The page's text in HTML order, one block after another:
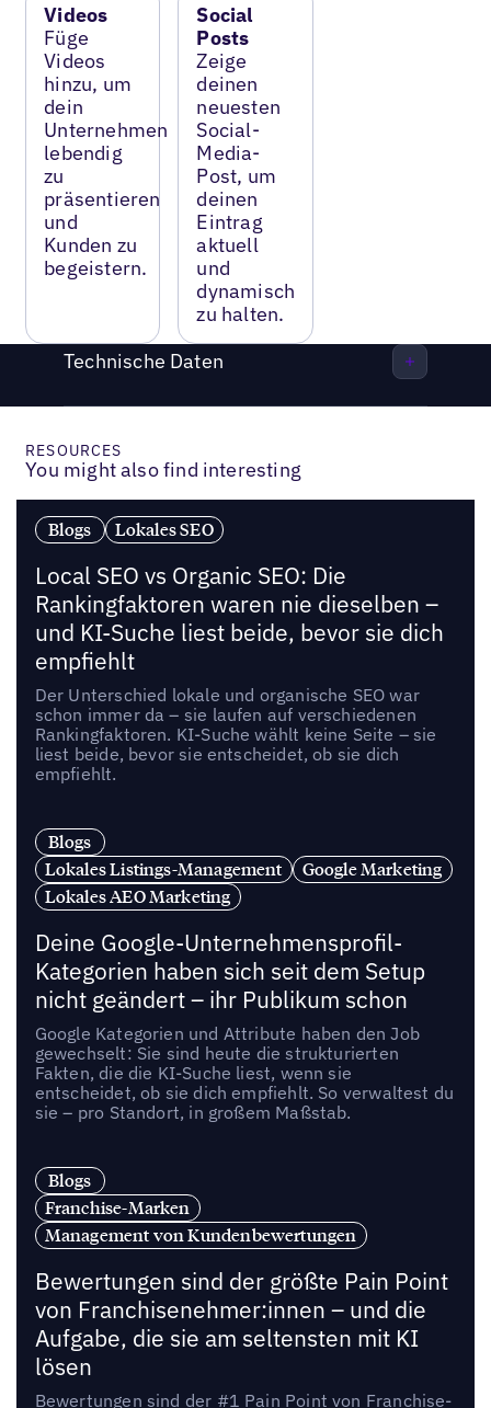
Videos
Füge
Videos
hinzu, um
dein
Unternehmen
lebendig
zu
präsentieren
und
Kunden zu
begeistern.
Social
Posts
Zeige
deinen
neuesten
Social-
Media-
Post, um
deinen
Eintrag
aktuell
und
dynamisch
zu halten.
Technische Daten
RESOURCES
You might also find interesting
Blogs Lokales SEO
Local SEO vs Organic SEO: Die
Rankingfaktoren waren nie dieselben –
und KI-Suche liest beide, bevor sie dich
empfiehlt
Der Unterschied lokale und organische SEO war
schon immer da – sie laufen auf verschiedenen
Rankingfaktoren. KI-Suche wählt keine Seite – sie
liest beide, bevor sie entscheidet, ob sie dich
empfiehlt.
Blogs
Lokales Listings-Management
Google Marketing
Lokales AEO Marketing
Deine Google-Unternehmensprofil-
Kategorien haben sich seit dem Setup
nicht geändert – ihr Publikum schon
Google Kategorien und Attribute haben den Job
gewechselt: Sie sind heute die strukturierten
Fakten, die die KI-Suche liest, wenn sie
entscheidet, ob sie dich empfiehlt. So verwaltest du
sie – pro Standort, in großem Maßstab.
Blogs
Franchise-Marken
Management von Kundenbewertungen
Bewertungen sind der größte Pain Point
von Franchisenehmer:innen – und die
Aufgabe, die sie am seltensten mit KI
lösen
Bewertungen sind der #1 Pain Point von Franchise-